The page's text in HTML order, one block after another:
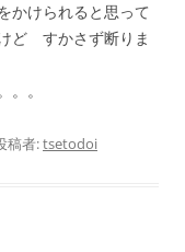
かけられると思って
ど すかさず断りま
。
稿者:tsetodoi